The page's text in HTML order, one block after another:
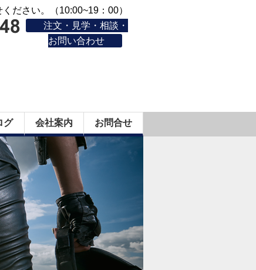
ださい。（10:00~19：00）
注文・見学・相談・
お問い合わせ
グ 会社案内 お問合せ